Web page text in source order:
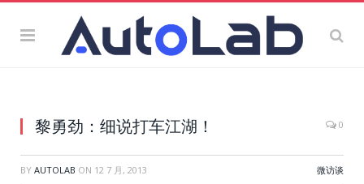
黎勇劲：细说打车江湖！ 0
BY AUTOLAB ON 12 7 月, 2013 微访谈